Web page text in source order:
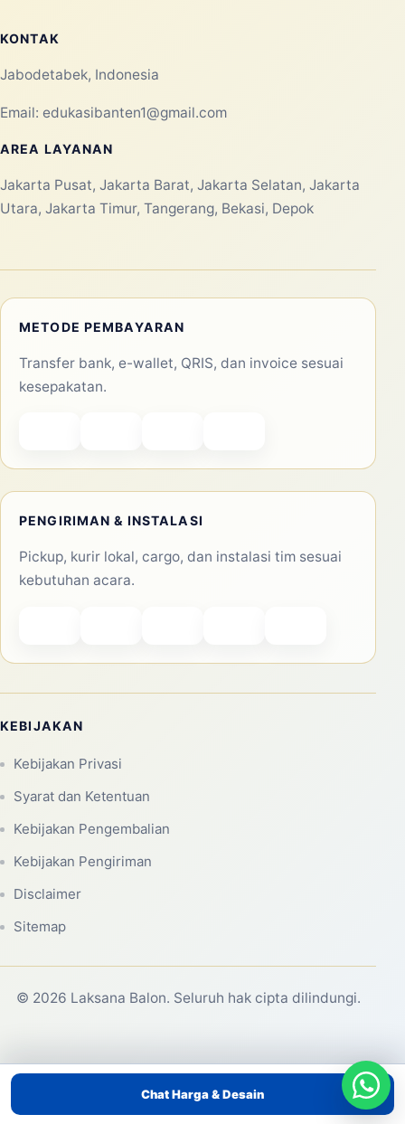
Chat Harga & Desain
KONTAK
Jabodetabek, Indonesia
Email: edukasibanten1@gmail.com
AREA LAYANAN
Jakarta Pusat, Jakarta Barat, Jakarta Selatan, Jakarta
Utara, Jakarta Timur, Tangerang, Bekasi, Depok
METODE PEMBAYARAN
Transfer bank, e-wallet, QRIS, dan invoice sesuai
kesepakatan.
PENGIRIMAN & INSTALASI
Pickup, kurir lokal, cargo, dan instalasi tim sesuai
kebutuhan acara.
KEBIJAKAN
Kebijakan Privasi
Syarat dan Ketentuan
Kebijakan Pengembalian
Kebijakan Pengiriman
Disclaimer
Sitemap
© 2026 Laksana Balon. Seluruh hak cipta dilindungi.